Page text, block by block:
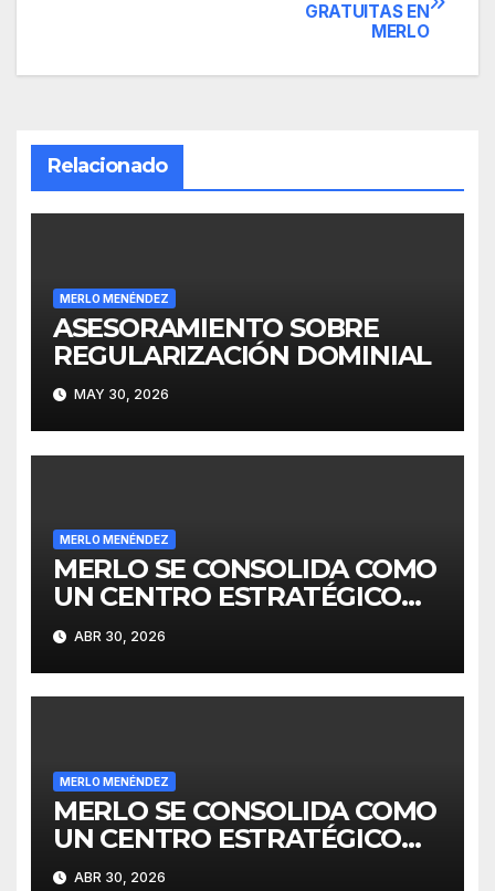
entradas
GRATUITAS EN
MERLO
Relacionado
MERLO MENÉNDEZ
ASESORAMIENTO SOBRE
REGULARIZACIÓN DOMINIAL
MAY 30, 2026
MERLO MENÉNDEZ
MERLO SE CONSOLIDA COMO
UN CENTRO ESTRATÉGICO
PARA EL DESARROLLO DE
INVERSIONES
ABR 30, 2026
MERLO MENÉNDEZ
MERLO SE CONSOLIDA COMO
UN CENTRO ESTRATÉGICO
PARA EL DESARROLLO DE
ABR 30, 2026